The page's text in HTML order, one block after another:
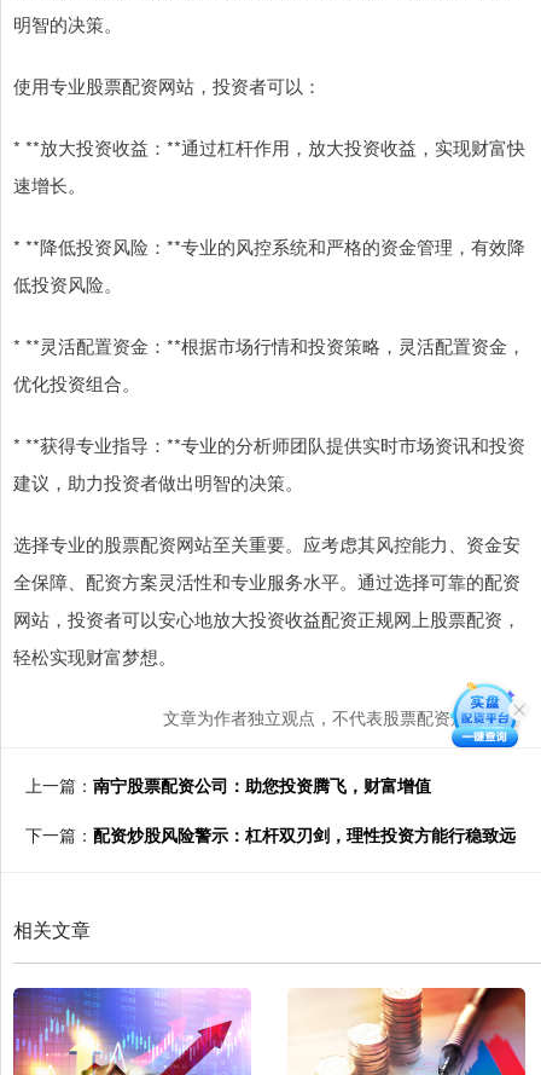
明智的决策。
使用专业股票配资网站，投资者可以：
* **放大投资收益：**通过杠杆作用，放大投资收益，实现财富快
速增长。
* **降低投资风险：**专业的风控系统和严格的资金管理，有效降
低投资风险。
* **灵活配置资金：**根据市场行情和投资策略，灵活配置资金，
优化投资组合。
* **获得专业指导：**专业的分析师团队提供实时市场资讯和投资
建议，助力投资者做出明智的决策。
选择专业的股票配资网站至关重要。应考虑其风控能力、资金安
全保障、配资方案灵活性和专业服务水平。通过选择可靠的配资
网站，投资者可以安心地放大投资收益配资正规网上股票配资，
轻松实现财富梦想。
文章为作者独立观点，不代表股票配资炒股观点
上一篇： 南宁股票配资公司：助您投资腾飞，财富增值
下一篇： 配资炒股风险警示：杠杆双刃剑，理性投资方能行稳致远
相关文章